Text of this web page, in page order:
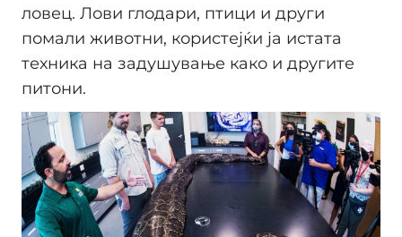
ловец. Лови глодари, птици и други
помали животни, користејќи ја истата
техника на задушување како и другите
питони.